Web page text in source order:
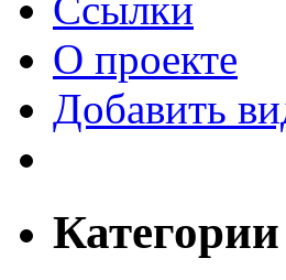
О проекте
Добавить
Категории